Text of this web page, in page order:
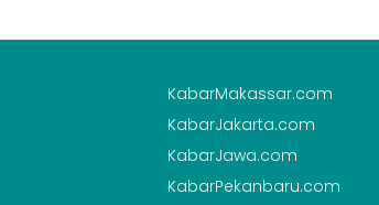
KabarMakassar.com
KabarJakarta.com
KabarJawa.com
KabarPekanbaru.com